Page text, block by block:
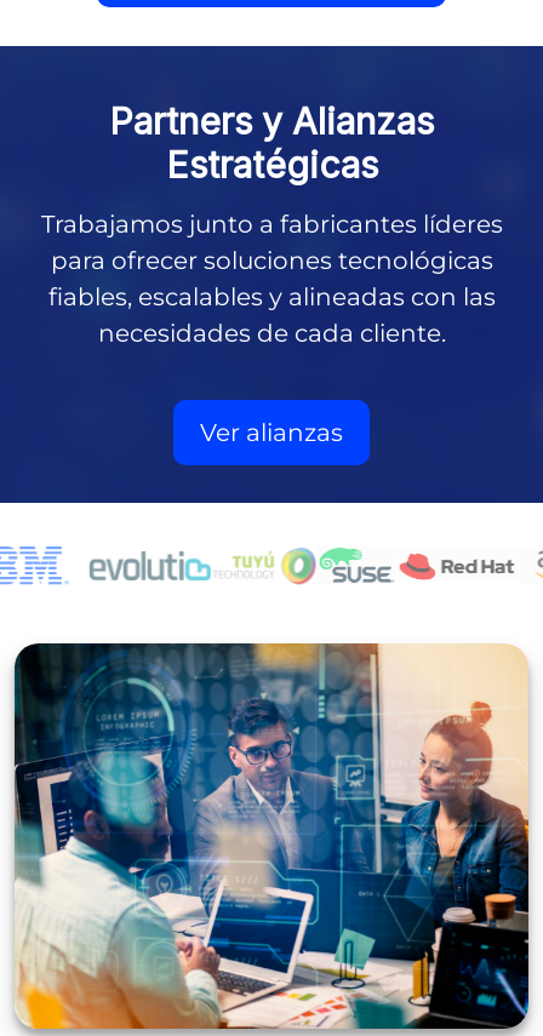
Partners y Alianzas
Estratégicas
Trabajamos junto a fabricantes líderes
para ofrecer soluciones tecnológicas
fiables, escalables y alineadas con las
necesidades de cada cliente.
Ver alianzas